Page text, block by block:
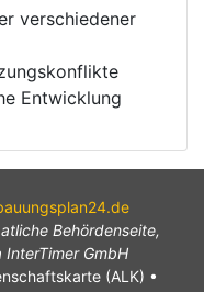
verschiedener
Entwicklung
Behördenseite,
GmbH
(ALK) •